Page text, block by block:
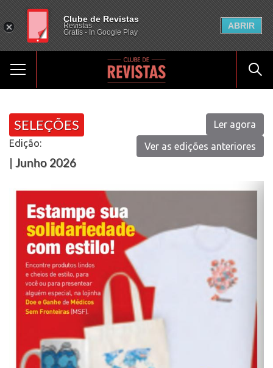
SELEÇÕES
Edição:
| Junho 2026
Ler agora
Ver as edições anteriores
Clube de Revistas
Revistas
Gratis - In Google Play
ABRIR